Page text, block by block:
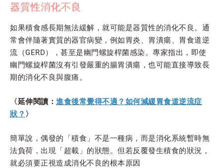
器質性消化不良
如果積食感長期無法緩解，就可能是器質性的消化不良。通
常會伴隨著實質的器官病變，例如胃炎、胃潰瘍、胃食道逆
流（GERD），甚至是幽門螺旋桿菌感染。專家指出，即使
幽門螺旋桿菌沒有引發嚴重的腸胃潰瘍，也可能直接導致長
期的消化不良與腹痛。
〈延伸閱讀： 進食後常覺得不適？如何減緩胃食道逆流症
狀？ 〉
簡單說，偶發的「積食」不是一種病，而是消化系統暫時無
法負荷，出現「超載」的狀態。但若反覆發生積食的狀況，
就必須要正視造成消化不良的根本原因